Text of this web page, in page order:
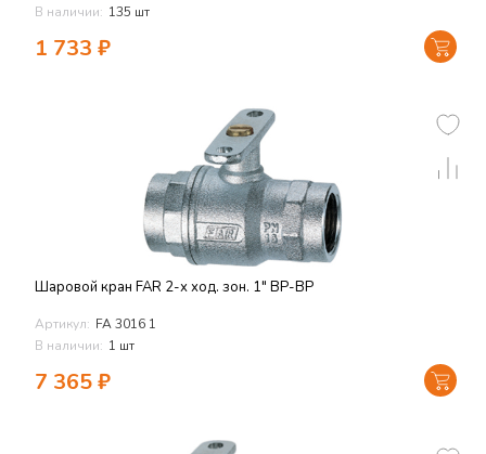
В наличии: 135 шт
1 733 ₽
Шаровой кран FAR 2-х ход. зон. 1" ВР-ВР
Артикул: FA 3016 1
В наличии: 1 шт
7 365₽